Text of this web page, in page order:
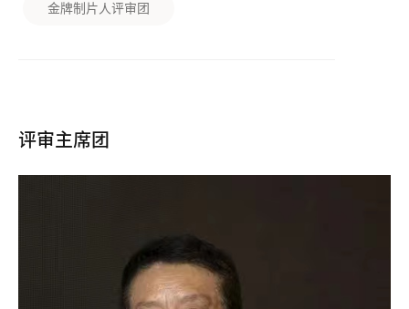
金牌制片人评审团
评审主席团